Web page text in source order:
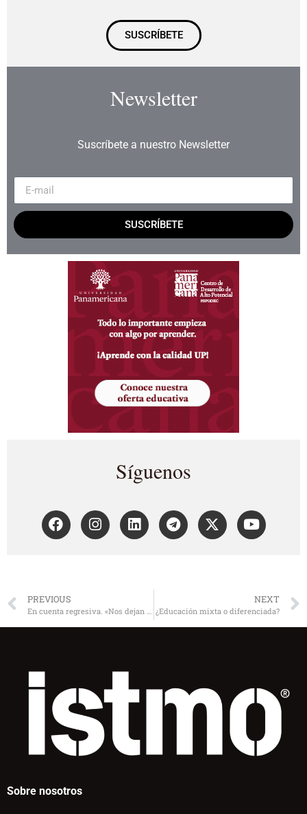
SUSCRÍBETE
Newsletter
Suscríbete a nuestro Newsletter
SUSCRÍBETE
Síguenos
PREVIOUS NEXT
¿Educación mixta o diferenciada?
Sobre nosotros